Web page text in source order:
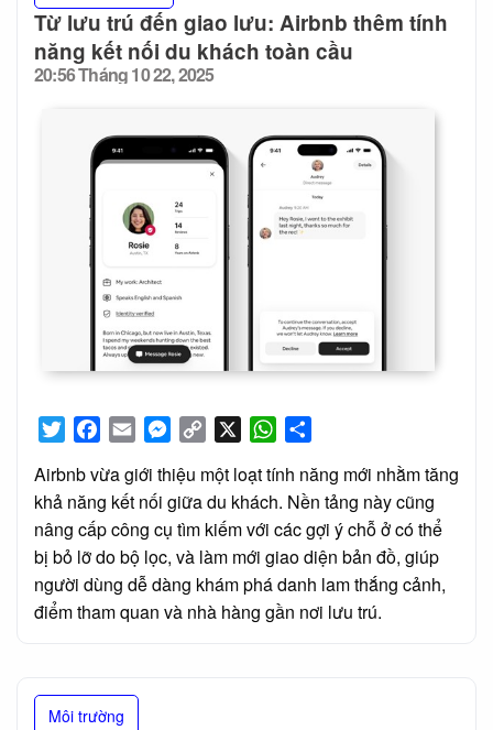
TwitterFacebook
Email Messenger
Copy
WhatsApp
Airbnb vừa giới thiệu một loạt tính năng mới nhằm tăng
khả năng kết nối giữa du khách. Nền tảng này cũng
nâng cấp công cụ tìm kiếm với các gợi ý chỗ ở có thể
bị bỏ lỡ do bộ lọc, và làm mới giao diện bản đồ, giúp
người dùng dễ dàng khám phá danh lam thắng cảnh,
điểm tham quan và nhà hàng gần nơi lưu trú.
Từ lưu trú đến giao lưu: Airbnb thêm tính
năng kết nối du khách toàn cầu
Posted
20:56 Tháng 10 22, 2025
Môi trường